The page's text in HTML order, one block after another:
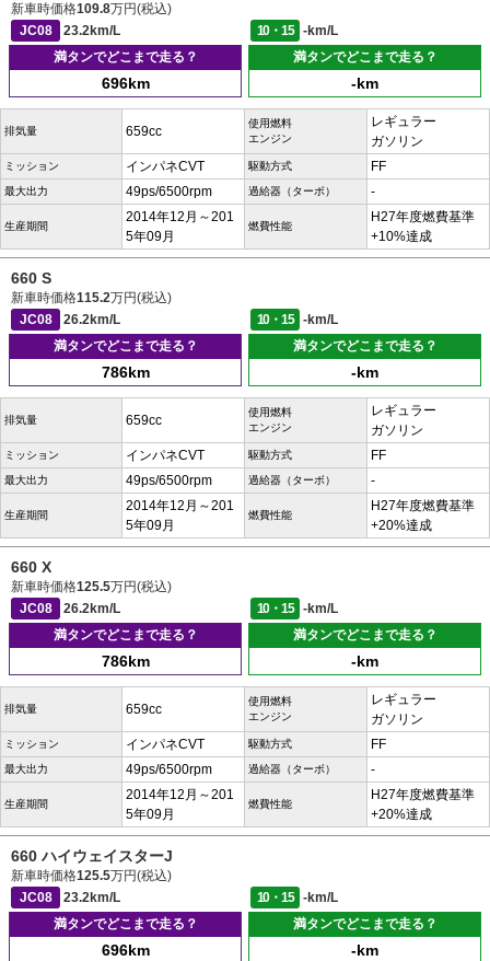
新車時価格109.8万円(税込)
JC08
23.2km/L 10・15
-km/L
満タンでどこまで走る？
696km
満タンでどこまで走る？
-km
排気量 659cc
使用燃料
エンジン
レギュラー
ガソリン
ミッション インパネCVT 駆動方式 FF
最大出力 49ps/6500rpm 過給器（ターボ） -
生産期間
2014年12月～201
5年09月
燃費性能
H27年度燃費基準
+10%達成
660 S
新車時価格115.2万円(税込)
JC08
26.2km/L 10・15
-km/L
満タンでどこまで走る？
786km
満タンでどこまで走る？
-km
排気量 659cc
使用燃料
エンジン
レギュラー
ガソリン
ミッション インパネCVT 駆動方式 FF
最大出力 49ps/6500rpm 過給器（ターボ） -
生産期間
2014年12月～201
5年09月
燃費性能
H27年度燃費基準
+20%達成
660 X
新車時価格125.5万円(税込)
JC08
26.2km/L 10・15
-km/L
満タンでどこまで走る？
786km
満タンでどこまで走る？
-km
排気量 659cc
使用燃料
エンジン
レギュラー
ガソリン
ミッション インパネCVT 駆動方式 FF
最大出力 49ps/6500rpm 過給器（ターボ） -
生産期間
2014年12月～201
5年09月
燃費性能
H27年度燃費基準
+20%達成
660 ハイウェイスターJ
新車時価格125.5万円(税込)
JC08
23.2km/L 10・15
-km/L
満タンでどこまで走る？
696km
満タンでどこまで走る？
-km